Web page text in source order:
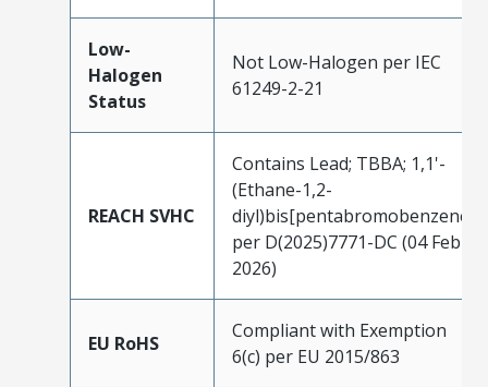
Low-
Halogen
Status
Not Low-Halogen per IEC
61249-2-21
REACH SVHC
Contains Lead; TBBA; 1,1'-
(Ethane-1,2-
diyl)bis[pentabromobenzene]
per D(2025)7771-DC (04 Feb
2026)
EU RoHS
Compliant with Exemption
6(c) per EU 2015/863